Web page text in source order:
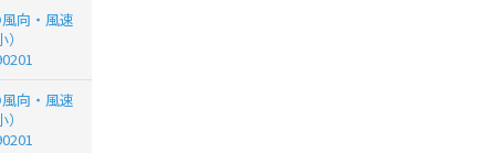
向・風速
向・風速